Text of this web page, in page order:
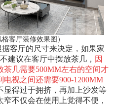
格客厅装修效果图）
客厅的尺寸来决定，如果家
建议在客厅中摆放茶几， 因
茶几需要500MM左右的空间才
视之间还需要900-1200MM
显得过于拥挤，再加上沙发等
不仅会在使用上觉得不便，